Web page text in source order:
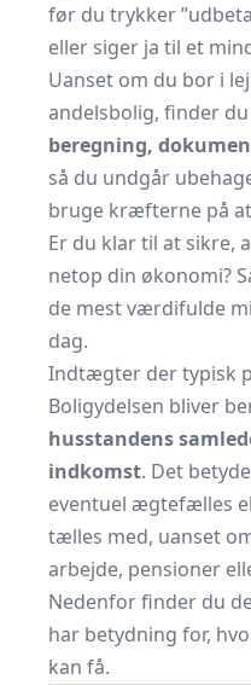
før du trykker
eller siger ja til et
Uanset om du bor i
andelsbolig, finder
beregning,
så du undgår
bruge kræfterne på
Er du klar til at sikre,
netop din økonomi?
de mest værdifulde
dag.
Indtægter der typisk
Boligydelsen bliver
husstandens
indkomst. Det
eventuel ægtefælles
tælles med, uanset
arbejde, pensioner
Nedenfor finder du
har betydning for,
kan få.